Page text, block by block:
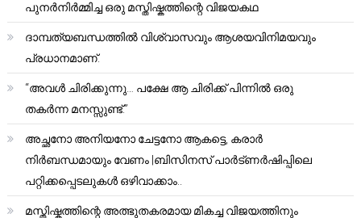
പുനർനിർമ്മിച്ച ഒരു മസ്തിഷ്കത്തിന്റെ വിജയകഥ
ദാമ്പത്യബന്ധത്തിൽ വിശ്വാസവും ആശയവിനിമയവും
പ്രധാനമാണ്.
“അവൾ ചിരിക്കുന്നു… പക്ഷേ ആ ചിരിക്ക് പിന്നിൽ ഒരു
തകർന്ന മനസ്സുണ്ട്.”
അച്ഛനോ അനിയനോ ചേട്ടനോ ആകട്ടെ, കരാർ
നിർബന്ധമായും വേണം |ബിസിനസ് പാർട്ണർഷിപ്പിലെ
പറ്റിക്കപ്പെടലുകൾ ഒഴിവാക്കാം..
മസ്തിഷ്കത്തിന്റെ അത്ഭുതകരമായ മികച്ച വിജയത്തിനും